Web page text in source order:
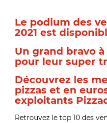
Le podium des
2021 est
Un grand bravo à
pour leur super
Découvrez les
pizzas et en
exploitants
Retrouvez le top 10 des